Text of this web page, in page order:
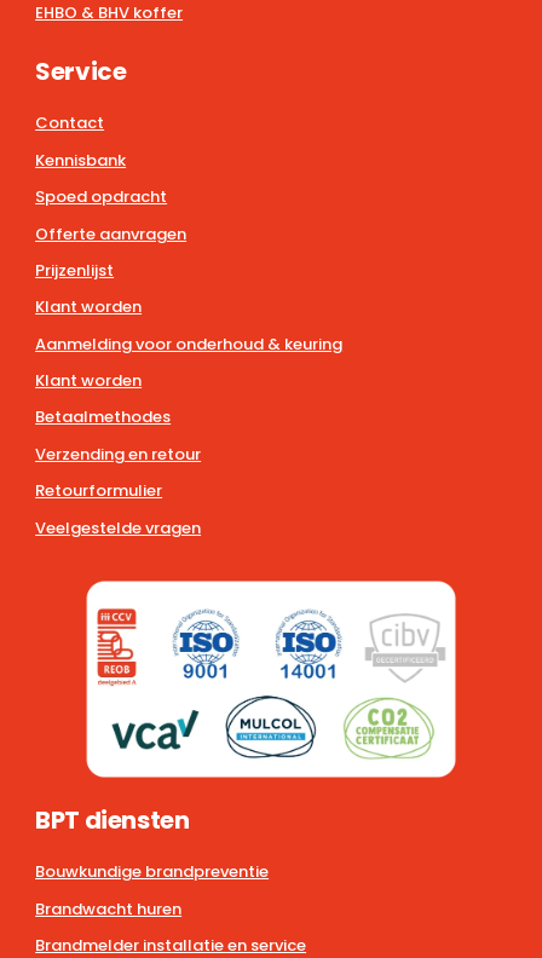
EHBO & BHV koffer
Service
Contact
Kennisbank
Spoed opdracht
Offerte aanvragen
Prijzenlijst
Klant worden
Aanmelding voor onderhoud & keuring
Klant worden
Betaalmethodes
Verzending en retour
Retourformulier
Veelgestelde vragen
BPT diensten
Bouwkundige brandpreventie
Brandwacht huren
Brandmelder installatie en service